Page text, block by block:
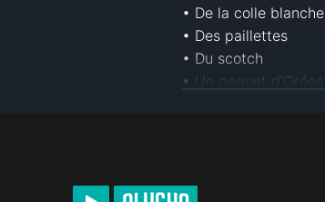
• De la colle blanche
• Des paillettes
• Du scotch
• Un paquet d’Oréos
• Un pistolet à colle